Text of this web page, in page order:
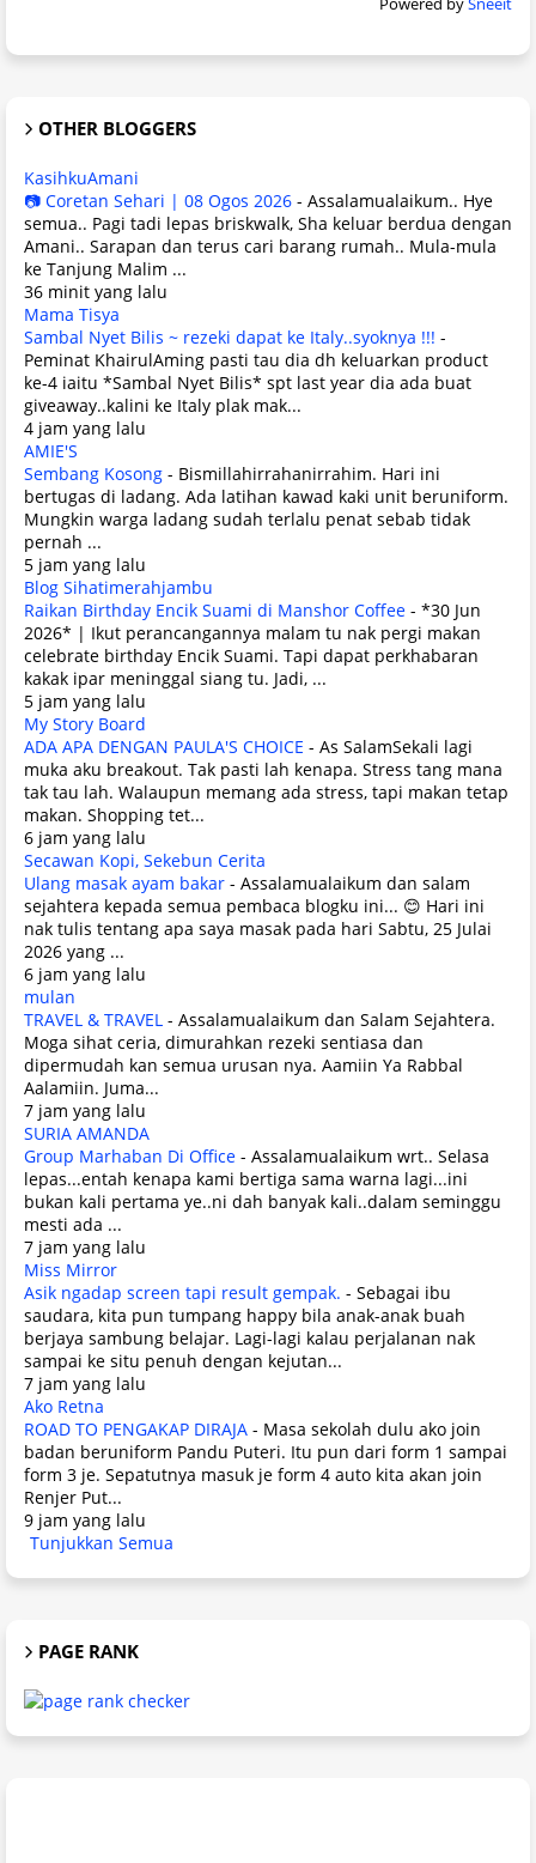
Powered bySneeit
OTHER BLOGGERS
KasihkuAmani
📷 Coretan Sehari | 08 Ogos 2026 - Assalamualaikum.. Hye
semua.. Pagi tadi lepas briskwalk, Sha keluar berdua dengan
Amani.. Sarapan dan terus cari barang rumah.. Mula-mula
ke Tanjung Malim ...
36 minit yang lalu
Mama Tisya
Sambal Nyet Bilis ~ rezeki dapat ke Italy..syoknya !!! -
Peminat KhairulAming pasti tau dia dh keluarkan product
ke-4 iaitu *Sambal Nyet Bilis* spt last year dia ada buat
giveaway..kalini ke Italy plak mak...
4 jam yang lalu
AMIE'S
Sembang Kosong - Bismillahirrahanirrahim. Hari ini
bertugas di ladang. Ada latihan kawad kaki unit beruniform.
Mungkin warga ladang sudah terlalu penat sebab tidak
pernah ...
5 jam yang lalu
Blog Sihatimerahjambu
Raikan Birthday Encik Suami di Manshor Coffee - *30 Jun
2026* | Ikut perancangannya malam tu nak pergi makan
celebrate birthday Encik Suami. Tapi dapat perkhabaran
kakak ipar meninggal siang tu. Jadi, ...
5 jam yang lalu
My Story Board
ADA APA DENGAN PAULA'S CHOICE - As SalamSekali lagi
muka aku breakout. Tak pasti lah kenapa. Stress tang mana
tak tau lah. Walaupun memang ada stress, tapi makan tetap
makan. Shopping tet...
6 jam yang lalu
Secawan Kopi, Sekebun Cerita
Ulang masak ayam bakar - Assalamualaikum dan salam
sejahtera kepada semua pembaca blogku ini... 😊 Hari ini
nak tulis tentang apa saya masak pada hari Sabtu, 25 Julai
2026 yang ...
6 jam yang lalu
mulan
TRAVEL & TRAVEL - Assalamualaikum dan Salam Sejahtera.
Moga sihat ceria, dimurahkan rezeki sentiasa dan
dipermudah kan semua urusan nya. Aamiin Ya Rabbal
Aalamiin. Juma...
7 jam yang lalu
SURIA AMANDA
Group Marhaban Di Office - Assalamualaikum wrt.. Selasa
lepas...entah kenapa kami bertiga sama warna lagi...ini
bukan kali pertama ye..ni dah banyak kali..dalam seminggu
mesti ada ...
7 jam yang lalu
Miss Mirror
Asik ngadap screen tapi result gempak. - Sebagai ibu
saudara, kita pun tumpang happy bila anak-anak buah
berjaya sambung belajar. Lagi-lagi kalau perjalanan nak
sampai ke situ penuh dengan kejutan...
7 jam yang lalu
Ako Retna
ROAD TO PENGAKAP DIRAJA - Masa sekolah dulu ako join
badan beruniform Pandu Puteri. Itu pun dari form 1 sampai
form 3 je. Sepatutnya masuk je form 4 auto kita akan join
Renjer Put...
9 jam yang lalu
Tunjukkan Semua
PAGE RANK